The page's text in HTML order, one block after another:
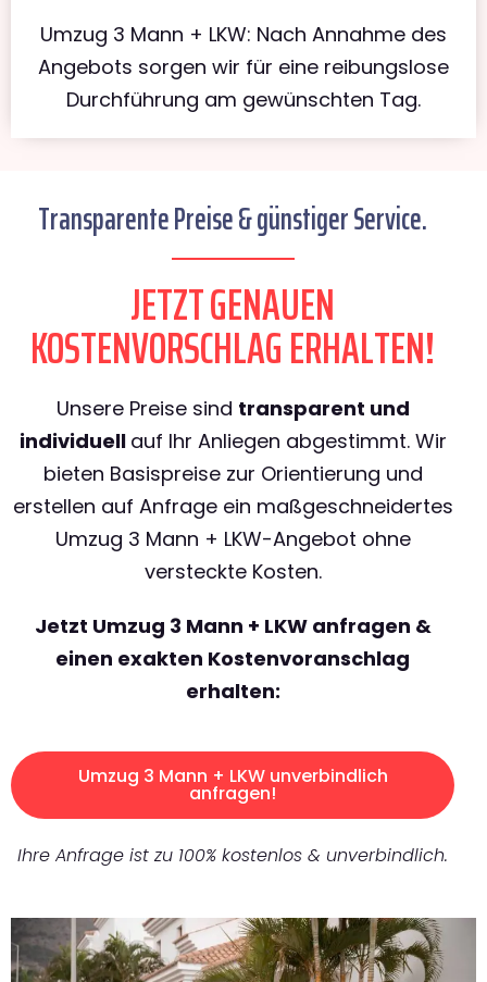
Umzug 3 Mann + LKW: Nach Annahme des
Angebots sorgen wir für eine reibungslose
Durchführung am gewünschten Tag.
Transparente Preise & günstiger Service.
JETZT GENAUEN
KOSTENVORSCHLAG ERHALTEN!
Unsere Preise sind transparent und
individuell auf Ihr Anliegen abgestimmt. Wir
bieten Basispreise zur Orientierung und
erstellen auf Anfrage ein maßgeschneidertes
Umzug 3 Mann + LKW-Angebot ohne
versteckte Kosten.
Jetzt Umzug 3 Mann + LKW anfragen &
einen exakten Kostenvoranschlag
erhalten:
Umzug 3 Mann + LKW unverbindlich
anfragen!
Ihre Anfrage ist zu 100% kostenlos & unverbindlich.